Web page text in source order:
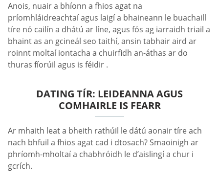
Anois, nuair a bhíonn a fhios agat na
príomhláidreachtaí agus laigí a bhaineann le buachaill
tíre nó cailín a dhátú ar líne, agus fós ag iarraidh triail a
bhaint as an gcineál seo taithí, ansin tabhair aird ar
roinnt moltaí iontacha a chuirfidh an-áthas ar do
thuras fíorúil agus is féidir .
DATING TÍR: LEIDEANNA AGUS
COMHAIRLE IS FEARR
Ar mhaith leat a bheith rathúil le dátú aonair tíre ach
nach bhfuil a fhios agat cad i dtosach? Smaoinigh ar
phríomh-mholtaí a chabhróidh le d’aislingí a chur i
gcrích.